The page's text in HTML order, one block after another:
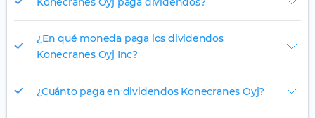
¿En qué moneda paga los dividendos
Konecranes Oyj Inc?
¿Cuánto paga en dividendos Konecranes Oyj?